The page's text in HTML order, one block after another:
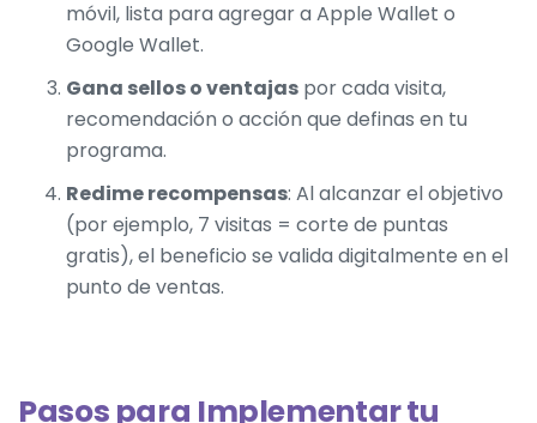
móvil, lista para agregar a Apple Wallet o
Google Wallet.
Gana sellos o ventajas por cada visita,
recomendación o acción que definas en tu
programa.
Redime recompensas: Al alcanzar el objetivo
(por ejemplo, 7 visitas = corte de puntas
gratis), el beneficio se valida digitalmente en el
punto de ventas.
Pasos para Implementar tu